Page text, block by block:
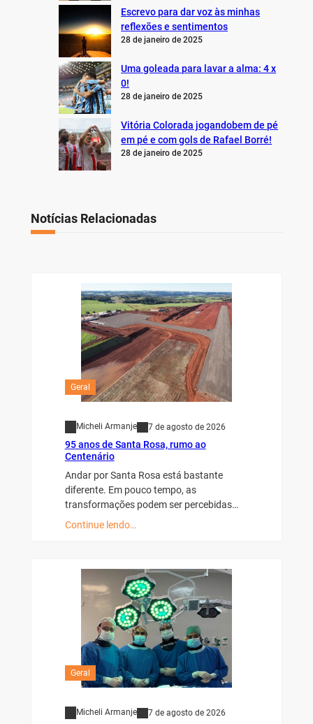
Escrevo para dar voz às minhas
reflexões e sentimentos
28 de janeiro de 2025
Uma goleada para lavar a alma: 4 x
0!
28 de janeiro de 2025
Vitória Colorada jogandobem de pé
em pé e com gols de Rafael Borré!
28 de janeiro de 2025
Notícias Relacionadas
Geral
Micheli Armanje 7 de agosto de 2026
95 anos de Santa Rosa, rumo ao
Centenário
Andar por Santa Rosa está bastante
diferente. Em pouco tempo, as
transformações podem ser percebidas…
Continue lendo…
Geral
Micheli Armanje 7 de agosto de 2026